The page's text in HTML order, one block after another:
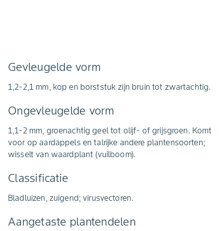
Gevleugelde vorm
1,2-2,1 mm, kop en borststuk zijn bruin tot zwartachtig.
Ongevleugelde vorm
1,1-2 mm, groenachtig geel tot olijf- of grijsgroen. Komt
voor op aardappels en talrijke andere plantensoorten;
wisselt van waardplant (vuilboom).
Classificatie
Bladluizen, zuigend; virusvectoren.
Aangetaste plantendelen